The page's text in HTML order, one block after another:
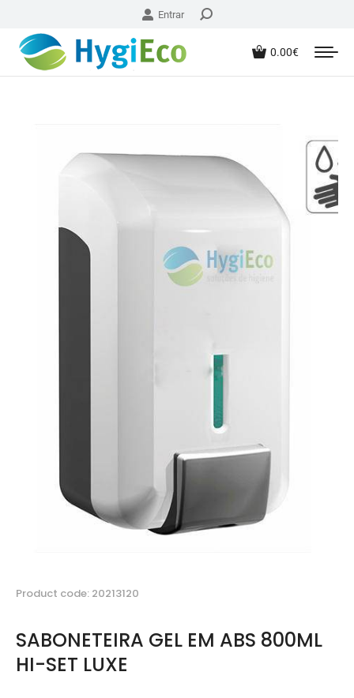
Entrar
0.00€
Product code: 20213120
SABONETEIRA GEL EM ABS 800ML
HI-SET LUXE